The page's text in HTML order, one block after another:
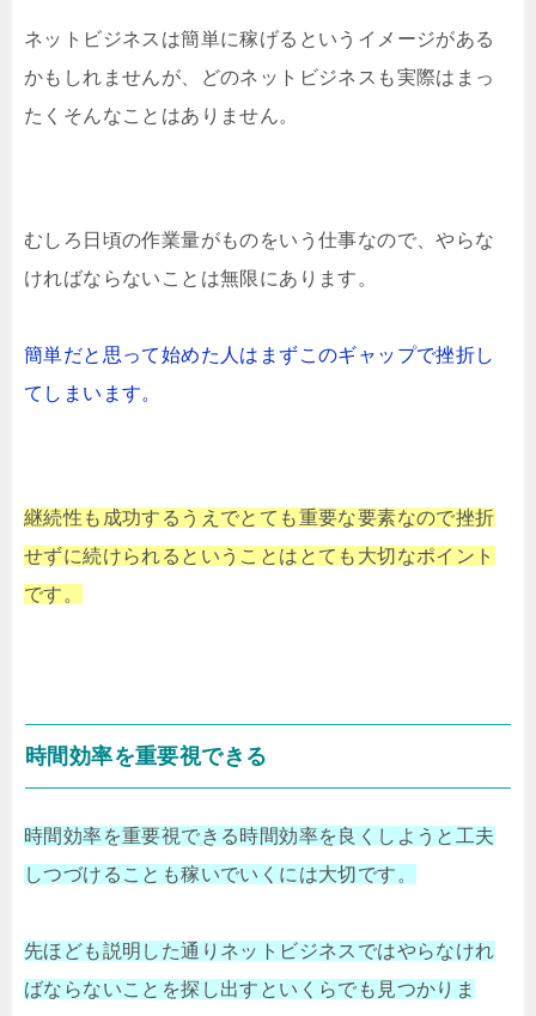
ネットビジネスは簡単に稼げるというイメージがある
かもしれませんが、どのネットビジネスも実際はまっ
たくそんなことはありません。
むしろ日頃の作業量がものをいう仕事なので、やらな
ければならないことは無限にあります。
簡単だと思って始めた人はまずこのギャップで挫折し
てしまいます。
継続性も成功するうえでとても重要な要素なので挫折
せずに続けられるということはとても大切なポイント
です。
時間効率を重要視できる
時間効率を重要視できる時間効率を良くしようと工夫
しつづけることも稼いでいくには大切です。
先ほども説明した通りネットビジネスではやらなけれ
ばならないことを探し出すといくらでも見つかりま